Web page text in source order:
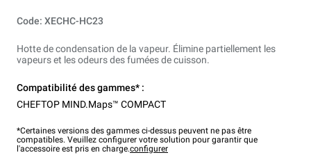
Code: XECHC-HC23
Hotte de condensation de la vapeur. Élimine partiellement les
vapeurs et les odeurs des fumées de cuisson.
Compatibilité des gammes* :
CHEFTOP MIND.Maps™ COMPACT
*Certaines versions des gammes ci-dessus peuvent ne pas être
compatibles. Veuillez configurer votre solution pour garantir que
l'accessoire est pris en charge.configurer